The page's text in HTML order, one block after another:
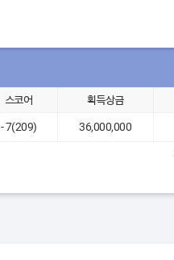
스코어 획득상금
- 7(209) 36,000,000